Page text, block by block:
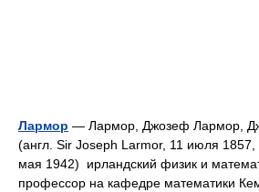
Лармор — Лармор, Джозеф Лармор,
(англ. Sir Joseph Larmor, 11 июля
мая 1942) ирландский физик и
профессор на кафедре математики